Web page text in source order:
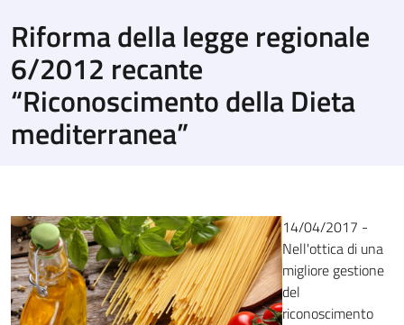
Riforma della legge regionale
6/2012 recante
“Riconoscimento della Dieta
mediterranea”
14/04/2017 -
Nell'ottica di una
migliore gestione
del
riconoscimento